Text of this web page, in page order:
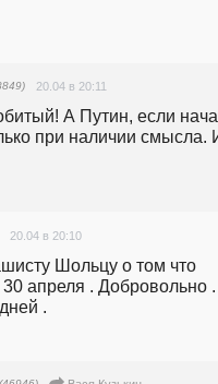
20.04 в 20:11
А Путин, если
при наличии смысла.
20.04 в 20:10
Шольцу о том что
30 апреля . Добровольно
.